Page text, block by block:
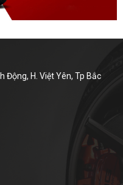
Động, H. Việt Yên, Tp Bắc